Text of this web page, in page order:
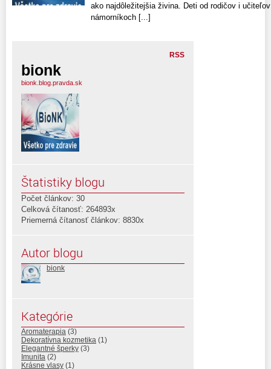
ako najdôležitejšia živina. Deti od rodičov i
námorníkoch [...]
RSS
bionk
bionk.blog.pravda.sk
Štatistiky blogu
Počet článkov: 30
Celková čítanosť: 264893x
Priemerná čítanosť článkov: 8830x
Autor blogu
bionk
Kategórie
Aromaterapia (3)
Dekoratívna kozmetika (1)
Elegantné šperky (3)
Imunita (2)
Krásne vlasy (1)